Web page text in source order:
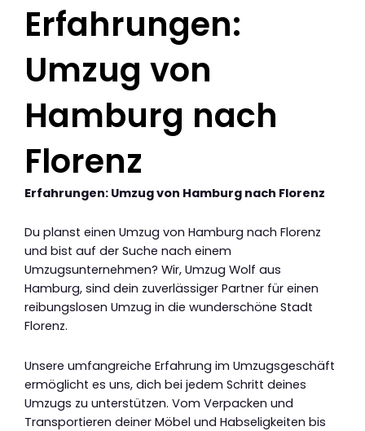
Erfahrungen:
Umzug von
Hamburg nach
Florenz
Erfahrungen: Umzug von Hamburg nach Florenz
Du planst einen Umzug von Hamburg nach Florenz
und bist auf der Suche nach einem
Umzugsunternehmen? Wir, Umzug Wolf aus
Hamburg, sind dein zuverlässiger Partner für einen
reibungslosen Umzug in die wunderschöne Stadt
Florenz.
Unsere umfangreiche Erfahrung im Umzugsgeschäft
ermöglicht es uns, dich bei jedem Schritt deines
Umzugs zu unterstützen. Vom Verpacken und
Transportieren deiner Möbel und Habseligkeiten bis